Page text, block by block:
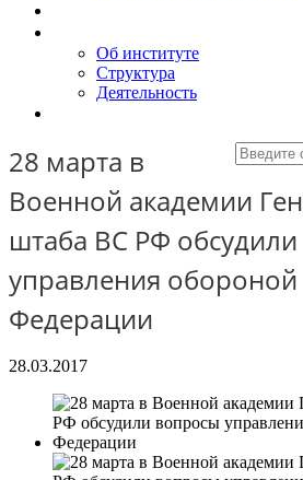
Об институте
Структура
Деятельность
28 марта в
Военной академии
штаба ВС РФ
управления обороной
Федерации
28.03.2017